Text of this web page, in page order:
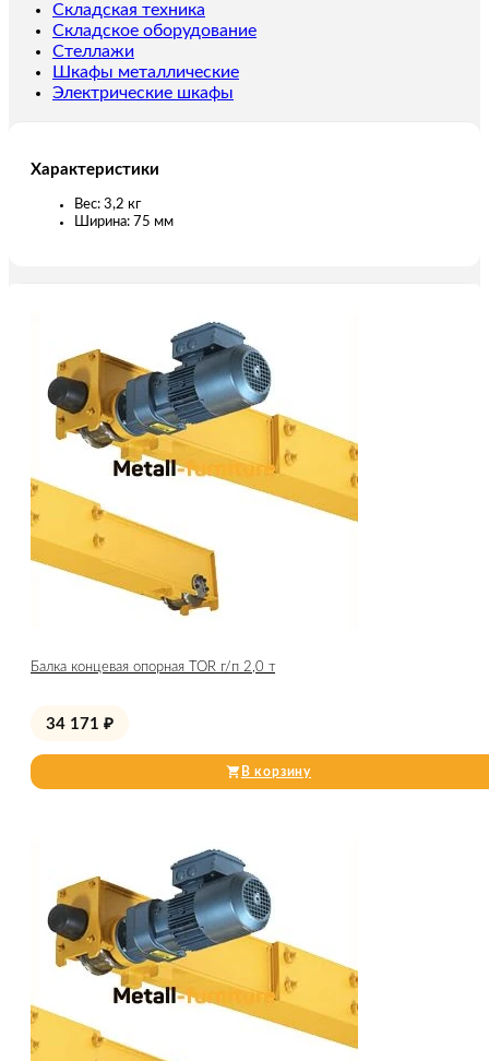
Складская техника
Складское оборудование
Стеллажи
Шкафы металлические
Электрические шкафы
Характеристики
Вес: 3,2 кг
Ширина: 75 мм
Балка концевая опорная TOR г/п 2,0 т
34 171 ₽
В корзину